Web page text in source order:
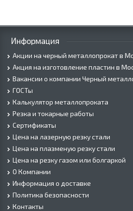
Информация
Акции на черный металлопрокат в
Акция на изготовление пластин в
Вакансии о компании Черный
ГОСТы
Калькулятор металлопроката
Резка и токарные работы
Сертификаты
Цена на лазерную резку стали
Цена на плазменую резку стали
Цена на резку газом или болгаркой
О Компании
Информация о доставке
Политика безопасности
Контакты